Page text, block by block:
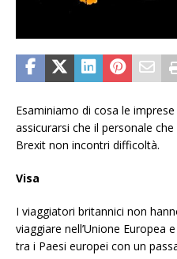
Esaminiamo di cosa le
assicurarsi che il personale
Brexit non incontri difficoltà.
Visa
I viaggiatori britannici non
viaggiare nell’Unione Europea
tra i Paesi europei con un